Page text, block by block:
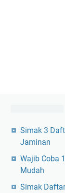
Simak 3
Jaminan
Wajib Coba
Mudah
Simak